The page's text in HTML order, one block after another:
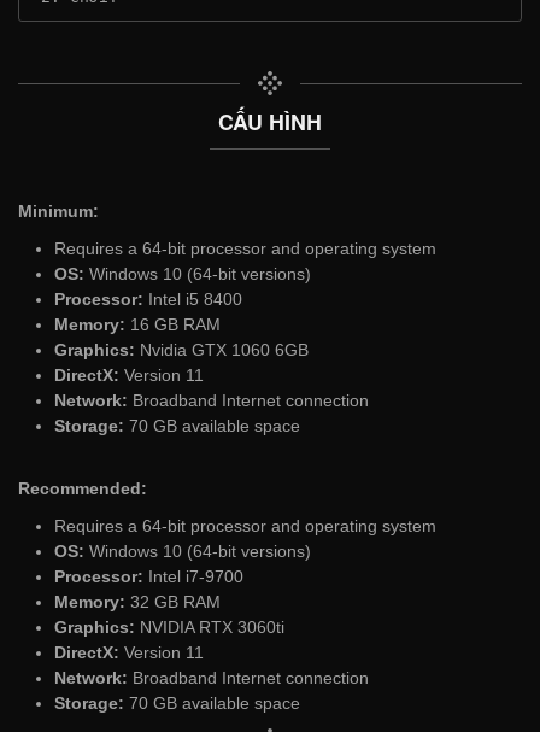
CẤU HÌNH
Minimum:
Requires a 64-bit processor and operating system
OS: Windows 10 (64-bit versions)
Processor: Intel i5 8400
Memory: 16 GB RAM
Graphics: Nvidia GTX 1060 6GB
DirectX: Version 11
Network: Broadband Internet connection
Storage: 70 GB available space
Recommended:
Requires a 64-bit processor and operating system
OS: Windows 10 (64-bit versions)
Processor: Intel i7-9700
Memory: 32 GB RAM
Graphics: NVIDIA RTX 3060ti
DirectX: Version 11
Network: Broadband Internet connection
Storage: 70 GB available space